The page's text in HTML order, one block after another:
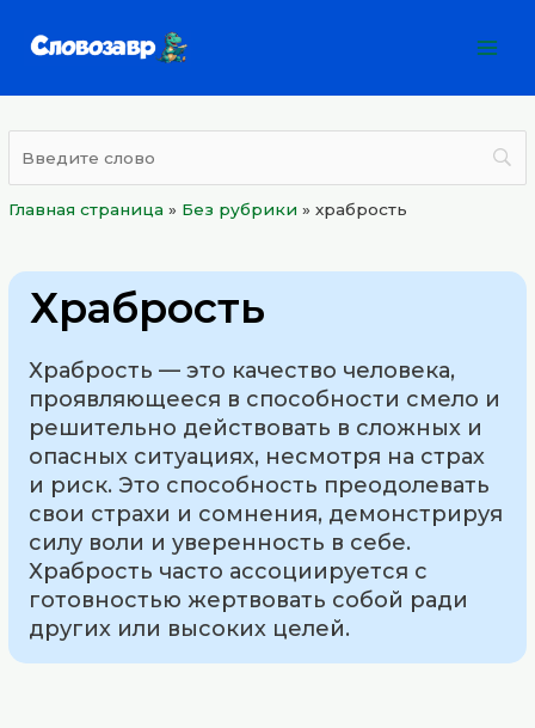
Главная страница » Без рубрики »храбрость
Храбрость
Храбрость — это качество человека,
проявляющееся в способности смело и
решительно действовать в сложных и
опасных ситуациях, несмотря на страх
и риск. Это способность преодолевать
свои страхи и сомнения, демонстрируя
силу воли и уверенность в себе.
Храбрость часто ассоциируется с
готовностью жертвовать собой ради
других или высоких целей.